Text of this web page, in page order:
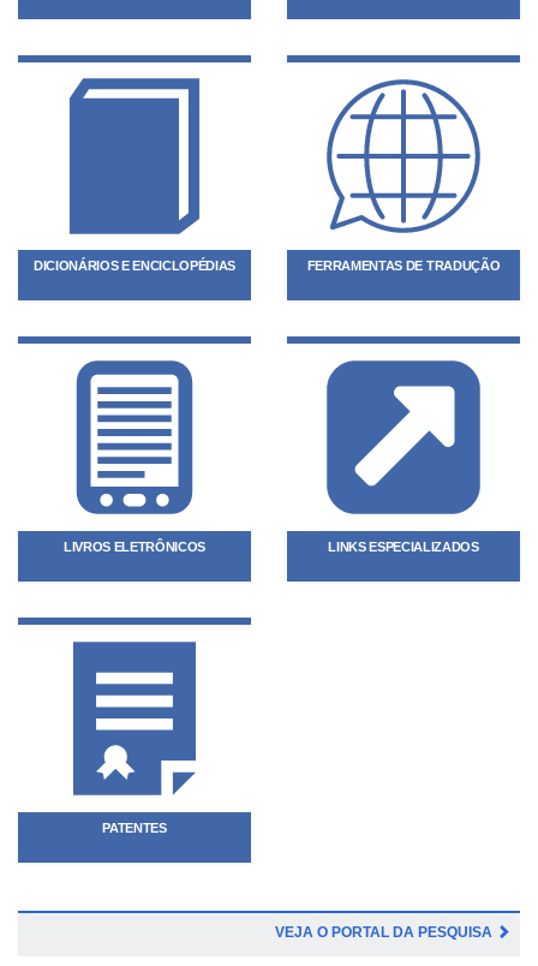
DICIONÁRIOS E ENCICLOPÉDIAS FERRAMENTAS DE TRADUÇÃO
LIVROS ELETRÔNICOS LINKS ESPECIALIZADOS
PATENTES
VEJA O PORTAL DA PESQUISA